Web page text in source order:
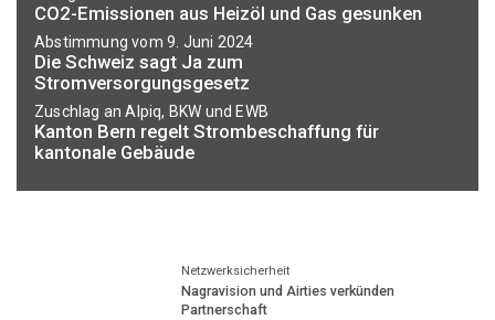
CO2-Emissionen aus Heizöl und Gas gesunken
Abstimmung vom 9. Juni 2024
Die Schweiz sagt Ja zum
Stromversorgungsgesetz
Zuschlag an Alpiq, BKW und EWB
Kanton Bern regelt Strombeschaffung für
kantonale Gebäude
Netzwerksicherheit
Nagravision und Airties verkünden
Partnerschaft